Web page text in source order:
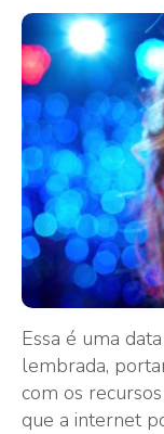
Essa é uma
lembrada,
com os
que a internet